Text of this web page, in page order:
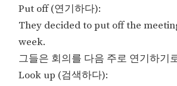
Put off (연기하다):
They decided to put off the
week.
그들은 회의를 다음 주로 연기하기
Look up (검색하다):